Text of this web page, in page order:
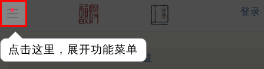
点击这里，展开功能菜单
登录
塞下曲 其三 中唐 · 李益